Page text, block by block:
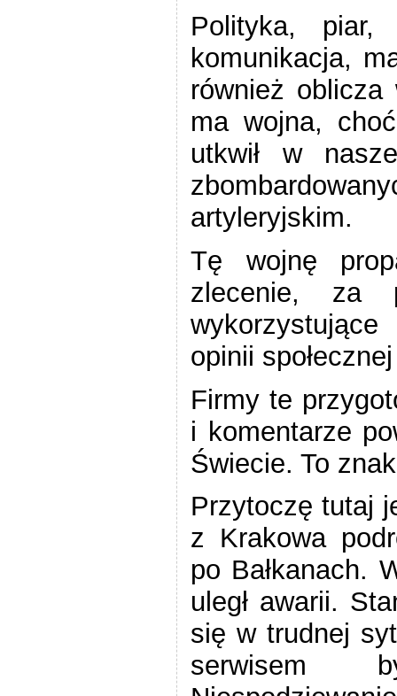
Polityka, piar,
komunikacja,
również
ma wojna,
utkwił w
artyleryjskim.
Tę wojnę
zlecenie, za
opinii
Firmy te
i komentarze
Świecie. To
Przytoczę tutaj
z Krakowa
po Bałkanach.
uległ awarii.
się w trudnej
serwisem